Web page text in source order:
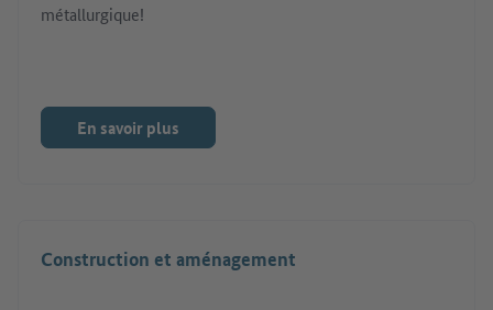
métallurgique!
En savoir plus
Construction et aménagement